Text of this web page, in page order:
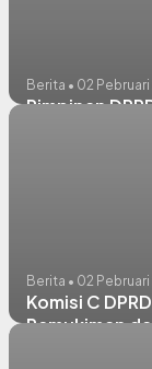
Berita • 02
Pimpinan
Berita • 02
Komisi C
Pemukiman